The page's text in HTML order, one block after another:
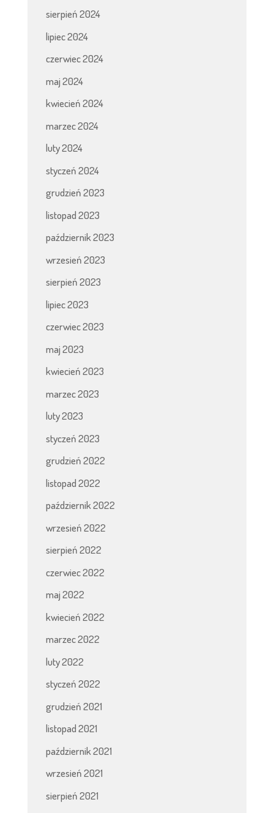
sierpień 2024
lipiec 2024
czerwiec 2024
maj 2024
kwiecień 2024
marzec 2024
luty 2024
styczeń 2024
grudzień 2023
listopad 2023
październik 2023
wrzesień 2023
sierpień 2023
lipiec 2023
czerwiec 2023
maj 2023
kwiecień 2023
marzec 2023
luty 2023
styczeń 2023
grudzień 2022
listopad 2022
październik 2022
wrzesień 2022
sierpień 2022
czerwiec 2022
maj 2022
kwiecień 2022
marzec 2022
luty 2022
styczeń 2022
grudzień 2021
listopad 2021
październik 2021
wrzesień 2021
sierpień 2021